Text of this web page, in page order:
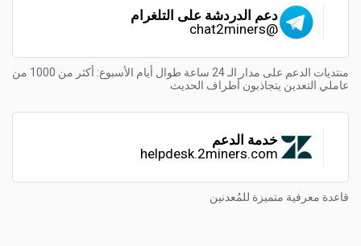
دعم الدردشة على التلغرام
@chat2miners
منتديات الدعم على مدار الـ 24 ساعة طوال أيام الأسبوع: أكثر من 1000 من
عاملي التعدين يتجاذبون أطراف الحديث
خدمة الدعم
helpdesk.2miners.com
قاعدة معرفية متميزة للمُعدنين